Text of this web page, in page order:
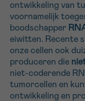
ontwikkeling van
voornamelijk
boodschapper
eiwitten. Recente
onze cellen ook
produceren die
niet-coderende
tumorcellen en
ontwikkeling en
Ja, stuur mij de
Ik aanvaard de
*VERPLICHT VELD